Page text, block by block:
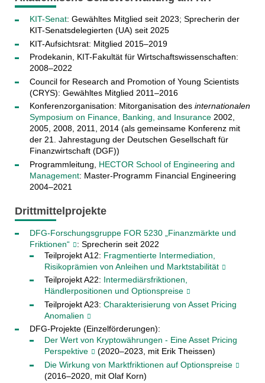
KIT-Senat: Gewähltes Mitglied seit 2023; Sprecherin der
KIT-Senatsdelegierten (UA) seit 2025
KIT-Aufsichtsrat: Mitglied 2015–2019
Prodekanin, KIT-Fakultät für Wirtschaftswissenschaften:
2008–2022
Council for Research and Promotion of Young Scientists
(CRYS): Gewähltes Mitglied 2011–2016
Konferenzorganisation: Mitorganisation des internationalen
Symposium on Finance, Banking, and Insurance2002,
2005, 2008, 2011, 2014 (als gemeinsame Konferenz mit
der 21. Jahrestagung der Deutschen Gesellschaft für
Finanzwirtschaft (DGF))
Programmleitung, HECTOR School of Engineering and
Management: Master-Programm Financial Engineering
2004–2021
Drittmittelprojekte
DFG-Forschungsgruppe FOR 5230 „Finanzmärkte und
Friktionen“
: Sprecherin seit 2022
Teilprojekt A12: Fragmentierte Intermediation,
Risikoprämien von Anleihen und Marktstabilität
Teilprojekt A22: Intermediärsfriktionen,
Händlerpositionen und Optionspreise
Teilprojekt A23: Charakterisierung von Asset Pricing
Anomalien
DFG-Projekte (Einzelförderungen):
Der Wert von Kryptowährungen - Eine Asset Pricing
Perspektive
(2020–2023, mit Erik Theissen)
Die Wirkung von Marktfriktionen auf Optionspreise
(2016–2020, mit Olaf Korn)